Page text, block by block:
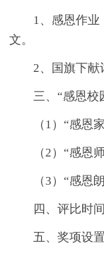
1、感恩作业
文。
2、国旗下献
三、“感恩校
（1）“感恩
（2）“感恩
（3）“感恩
四、评比时
五、奖项设置